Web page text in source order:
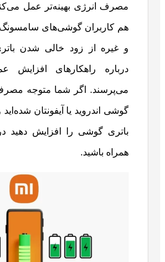
مصرف انرژی بهینه‌تر عمل
هم کاربران گوشی‌های
و غیره از زود خالی شدن
درباره راهکارهای افزایش
می‌پرسند. اگر شما متوجه
گوشی اندروید یا آیفونتان
باتری گوشی را افزایش دهید
همراه باشید.